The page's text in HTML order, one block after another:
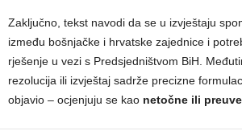
Zaključno, tekst navodi da se u izvještaju
između bošnjačke i hrvatske zajednice i
rješenje u vezi s Predsjedništvom BiH.
rezolucija ili izvještaj sadrže precizne
objavio – ocjenjuju se kao netočne ili